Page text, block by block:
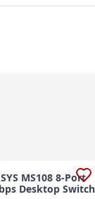
MS108 8-Port
Desktop Switch